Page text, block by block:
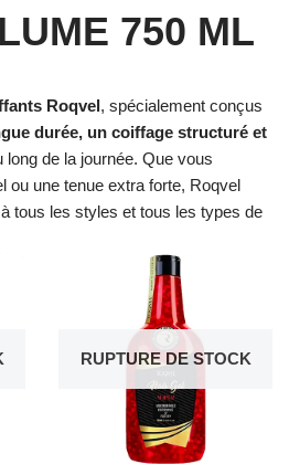
750 ML
Roqvel, spécialement conçus
durée, un coiffage structuré et
long de la journée. Que vous
ou une tenue extra forte, Roqvel
tous les styles et tous les types de
RUPTURE DE STOCK